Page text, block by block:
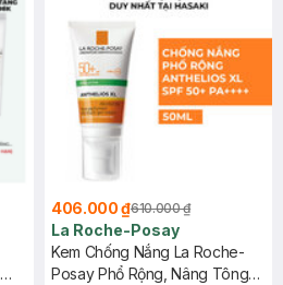
406.000 ₫610.000 ₫
La Roche-Posay
Kem Chống Nắng La Roche-
Posay Phổ Rộng, Nâng Tông